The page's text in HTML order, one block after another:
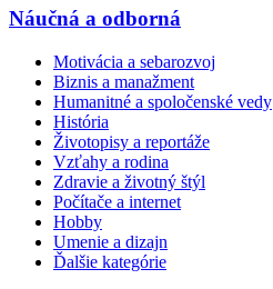
Náučná a odborná
Motivácia a sebarozvoj
Biznis a manažment
Humanitné a spoločenské vedy
História
Životopisy a reportáže
Vzťahy a rodina
Zdravie a životný štýl
Počítače a internet
Hobby
Umenie a dizajn
Ďalšie kategórie